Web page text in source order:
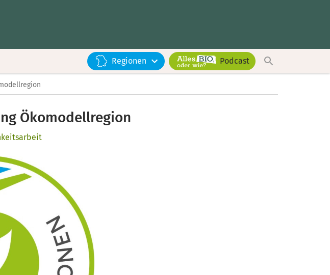
Regionen Podcast
Ökomodellregion